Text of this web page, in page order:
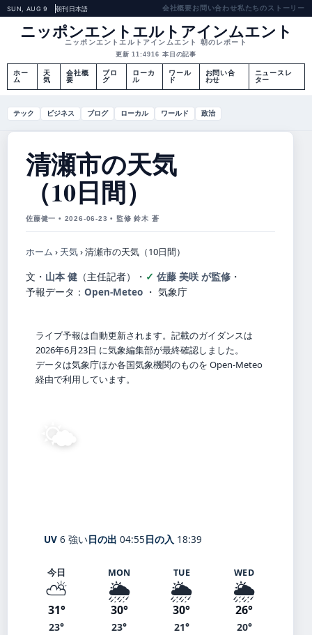
SUN, AUG 9 朝刊日本語 会社概要お問い合わせ私たちのストーリー
ニッポンエントエルトアインムエント
ニッポンエントエルトアインムエント 朝のレポート
更新 11:4916 本日の記事
ホー
ム
天
気
会社概
要
ブロ
グ
ローカ
ル
ワール
ド
お問い合
わせ
ニュースレ
ター
テック ビジネス ブログ ローカル ワールド 政治
清瀬市の天気
（10日間）
佐藤健一 • 2026-06-23 • 監修 鈴木 蒼
ホーム › 天気›清瀬市の天気（10日間）
文・ 山本 健 （主任記者） ・ 佐藤 美咲 が監修 ・
予報データ： Open-Meteo ・ 気象庁
ライブ予報は自動更新されます。記載のガイダンスは
2026年6月23日 に気象編集部が最終確認しました。
データは気象庁ほか各国気象機関のものを Open-Meteo
経由で利用しています。
🌤️
UV 6 強い日の出 04:55日の入 18:39
今日
⛅
31°
23°
MON
🌦️
30°
23°
TUE
🌦️
30°
21°
WED
🌦️
26°
20°